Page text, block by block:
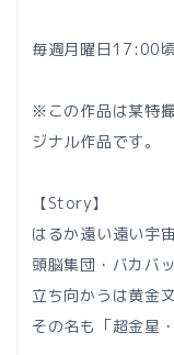
毎週月曜日17:00
※この作品は某特
ジナル作品です。
【Story】
はるか遠い遠い宇
頭脳集団・バカバ
立ち向かうは黄金
その名も「超金星